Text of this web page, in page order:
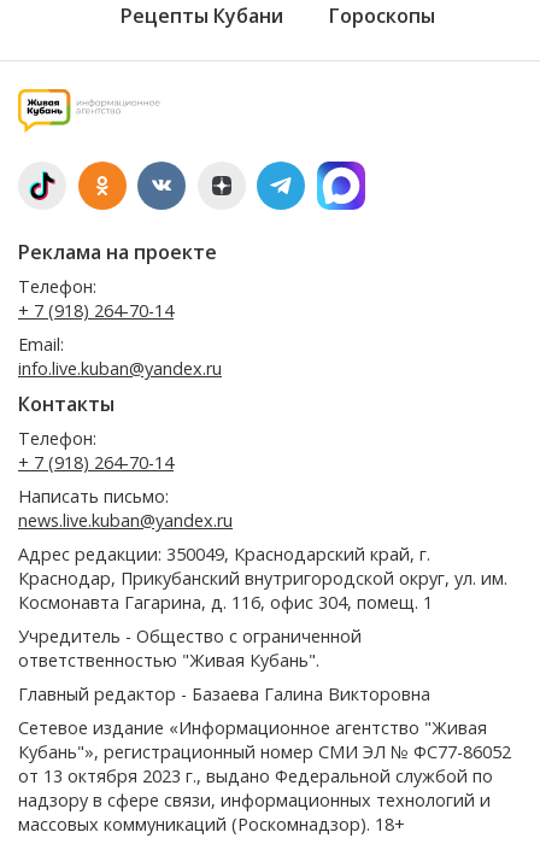
Рецепты Кубани Гороскопы
Реклама на проекте
Телефон:
+ 7 (918) 264-70-14
Email:
info.live.kuban@yandex.ru
Контакты
Телефон:
+ 7 (918) 264-70-14
Написать письмо:
news.live.kuban@yandex.ru
Адрес редакции: 350049, Краснодарский край, г.
Краснодар, Прикубанский внутригородской округ, ул. им.
Космонавта Гагарина, д. 116, офис 304, помещ. 1
Учредитель - Общество с ограниченной
ответственностью "Живая Кубань".
Главный редактор - Базаева Галина Викторовна
Сетевое издание «Информационное агентство "Живая
Кубань"», регистрационный номер СМИ ЭЛ № ФС77-86052
от 13 октября 2023 г., выдано Федеральной службой по
надзору в сфере связи, информационных технологий и
массовых коммуникаций (Роскомнадзор). 18+